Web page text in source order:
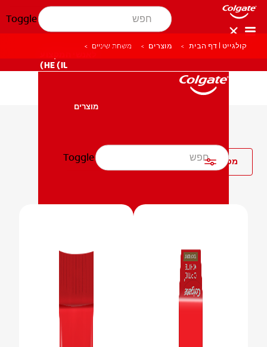
Toggle
HE (IL)
מוצרים
בריאות הפה
Toggle
קולגייט | דף הבית מוצרים משחת שיניים
מסנן